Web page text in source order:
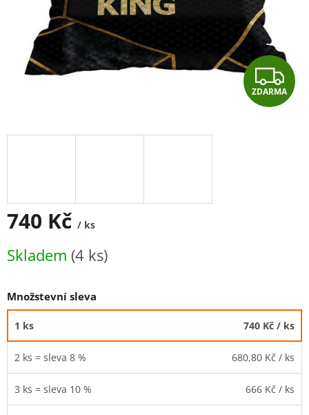
Z
D
ZDARMA
740 Kč / ks
cena:
Skladem (4 ks)
Množstevní sleva
1 ks 740 Kč / ks
2 ks = sleva 8 % 680,80 Kč / ks
3 ks = sleva 10 % 666 Kč / ks